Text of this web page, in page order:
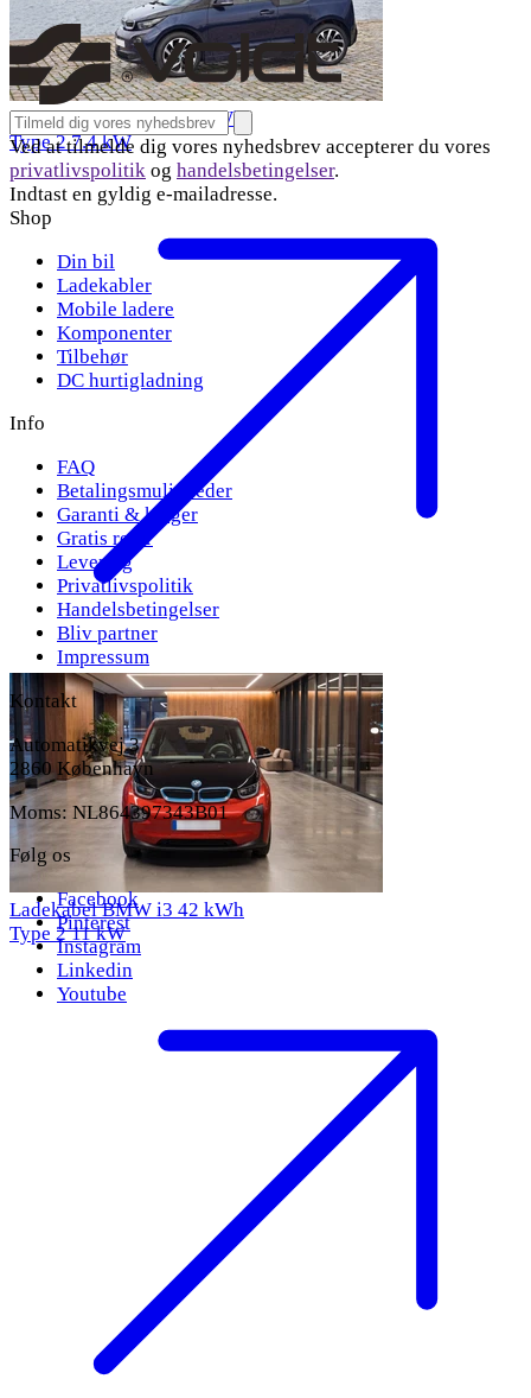
Ladekabel BMW i3 22 kWh
Type 27.4 kW
Ladekabel BMW i3 42 kWh
Type 211 kW
Email address for newsletter
Ved at tilmelde dig vores nyhedsbrev accepterer du vores
privatlivspolitik og handelsbetingelser.
Indtast en gyldig e-mailadresse.
Shop
Din bil
Ladekabler
Mobile ladere
Komponenter
Tilbehør
DC hurtigladning
Info
FAQ
Betalingsmuligheder
Garanti & klager
Gratis retur
Levering
Privatlivspolitik
Handelsbetingelser
Bliv partner
Impressum
Kontakt
Automatikvej 3
2860 København
Moms: NL864397343B01
Følg os
Facebook
Pinterest
Instagram
Linkedin
Youtube